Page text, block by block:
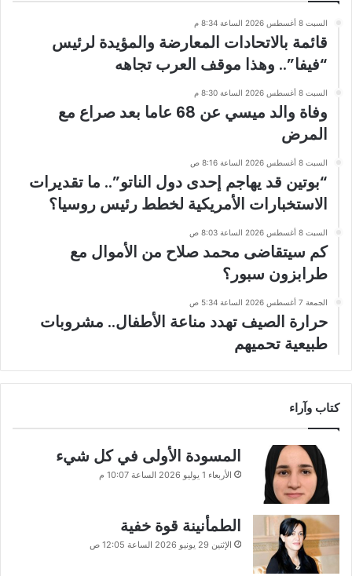
السبت 8 أغسطس 2026 الساعة 8:34 م
قائمة بالاتحادات المعارضة والمؤيدة لرئيس
“فيفا”.. وهذا موقف العرب تجاهه
السبت 8 أغسطس 2026 الساعة 8:30 م
وفاة والد ميسي عن 68 عاما بعد صراع مع
المرض
السبت 8 أغسطس 2026 الساعة 8:16 ص
“بوتين قد يهاجم إحدى دول الناتو”.. ما تقديرات
الاستخبارات الأمريكية لخطط رئيس روسيا؟
السبت 8 أغسطس 2026 الساعة 8:03 ص
كم سيتقاضى محمد صلاح من الأموال مع
طرابزون سبور؟
الجمعة 7 أغسطس 2026 الساعة 5:34 ص
حرارة الصيف تهدد مناعة الأطفال.. مشروبات
طبيعية تحميهم
كتاب وآراء
المسودة الأولى في كل شيء
الأربعاء 1 يوليو 2026 الساعة 10:07 م
الطمأنينة قوة خفية
الإثنين 29 يونيو 2026 الساعة 12:05 ص